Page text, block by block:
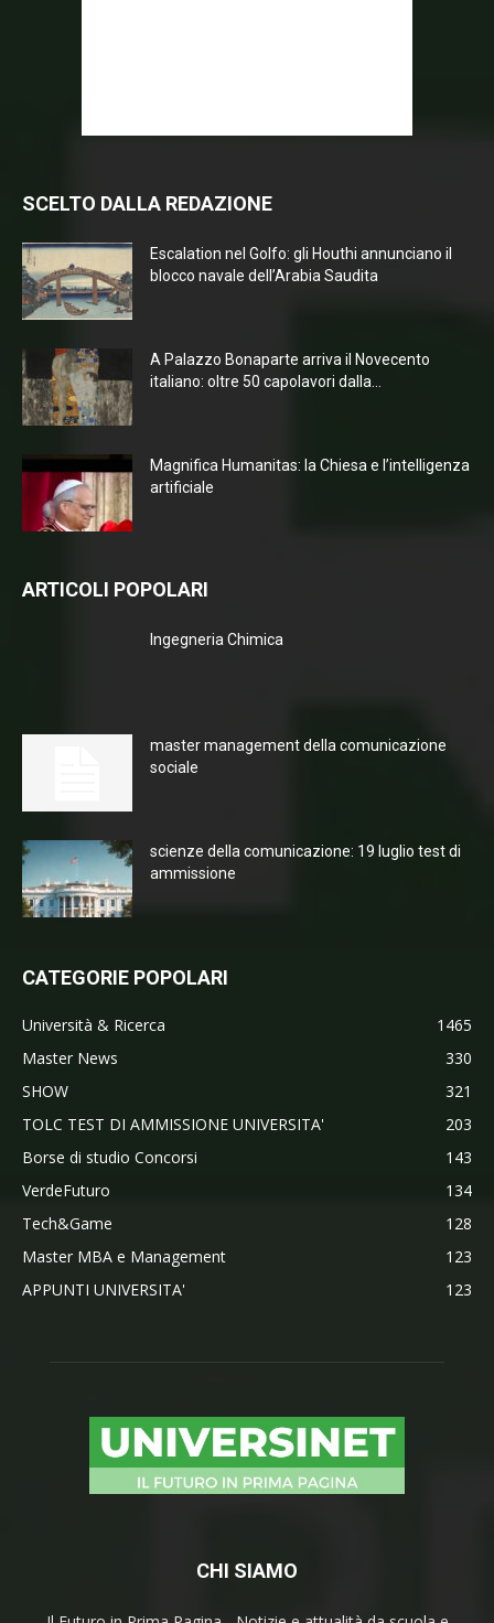
SCELTO DALLA REDAZIONE
Escalation nel Golfo: gli Houthi annunciano il
blocco navale dell’Arabia Saudita
A Palazzo Bonaparte arriva il Novecento
italiano: oltre 50 capolavori dalla...
Magnifica Humanitas: la Chiesa e l’intelligenza
artificiale
ARTICOLI POPOLARI
Ingegneria Chimica
master management della comunicazione
sociale
scienze della comunicazione: 19 luglio test di
ammissione
CATEGORIE POPOLARI
Università & Ricerca
1465
Master News
330
SHOW
321
TOLC TEST DI AMMISSIONE UNIVERSITA'
203
Borse di studio Concorsi
143
VerdeFuturo
134
Tech&Game
128
Master MBA e Management
123
APPUNTI UNIVERSITA'
123
CHI SIAMO